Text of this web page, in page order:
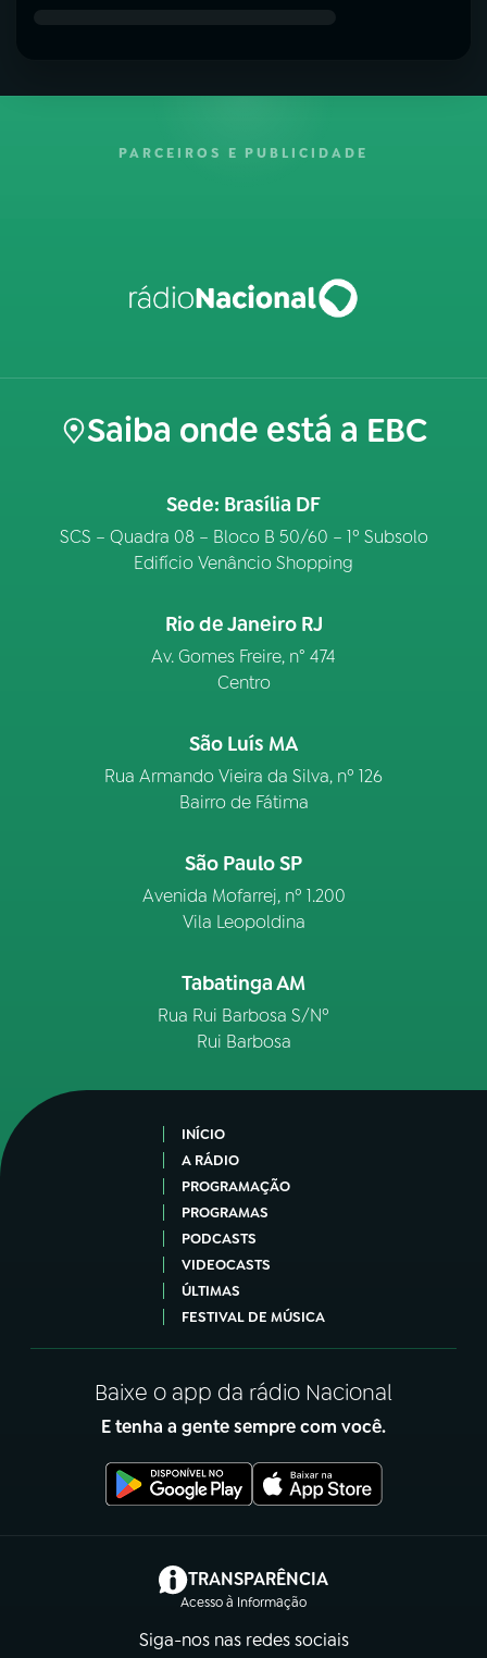
PARCEIROS E PUBLICIDADE
Saiba onde está a EBC
Sede: Brasília DF
SCS – Quadra 08 – Bloco B 50/60 – 1º Subsolo
Edifício Venâncio Shopping
Rio de Janeiro RJ
Av. Gomes Freire, n° 474
Centro
São Luís MA
Rua Armando Vieira da Silva, nº 126
Bairro de Fátima
São Paulo SP
Avenida Mofarrej, nº 1.200
Vila Leopoldina
Tabatinga AM
Rua Rui Barbosa S/Nº
Rui Barbosa
INÍCIO
A RÁDIO
PROGRAMAÇÃO
PROGRAMAS
PODCASTS
VIDEOCASTS
ÚLTIMAS
FESTIVAL DE MÚSICA
Baixe o app da rádio Nacional
E tenha a gente sempre com você.
TRANSPARÊNCIA
Acesso à Informação
(abre em nova aba)
Siga-nos nas redes sociais